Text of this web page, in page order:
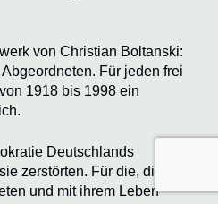
von Christian Boltanski:
Für jeden frei
1918 bis 1998 ein
Deutschlands
zerstörten. Für die, die
und mit ihrem Leben